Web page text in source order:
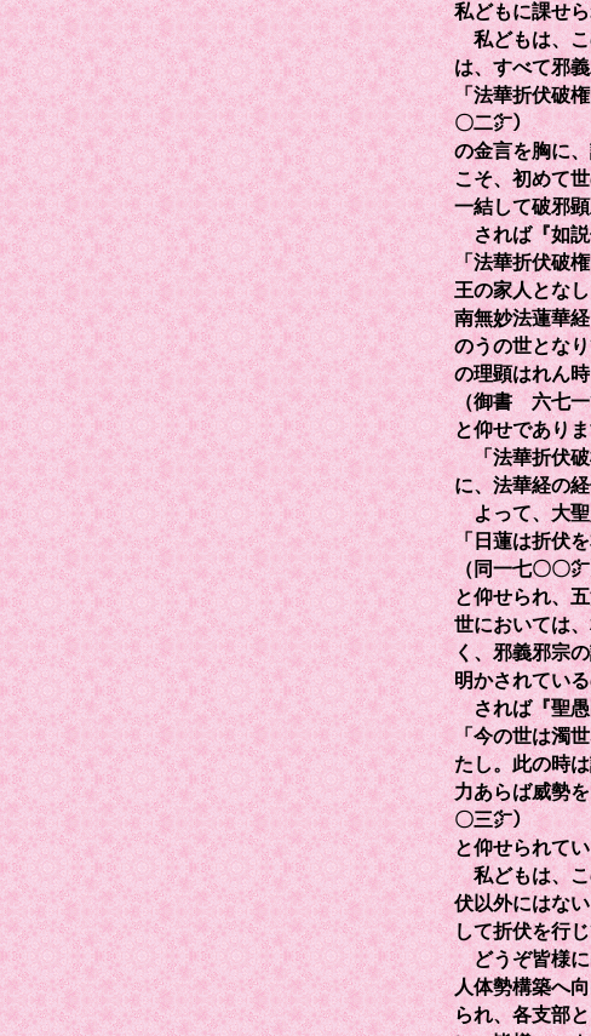
私どもに課せ
私どもは、こ
は、すべて邪
「法華折伏破
〇二㌻）
の金言を胸に
こそ、初めて
一結して破邪
されば『如説
「法華折伏破
王の家人とな
南無妙法蓮華
のうの世とな
の理顕はれん
（御書 六七一
と仰せであり
「法華折伏破
に、法華経の
よって、大聖
「日蓮は折伏
（同一七〇〇
と仰せられ、
世においては
く、邪義邪宗
明かされてい
されば『聖愚
「今の世は濁
たし。此の時
力あらば威勢
〇三㌻）
と仰せられて
私どもは、こ
伏以外にはな
して折伏を行
どうぞ皆様に
人体勢構築へ
られ、各支部